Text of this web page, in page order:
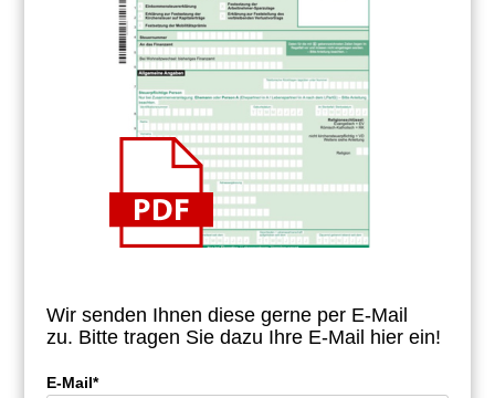
Wir senden Ihnen diese gerne per E-Mail
zu. Bitte tragen Sie dazu Ihre E-Mail hier ein!
E-Mail*